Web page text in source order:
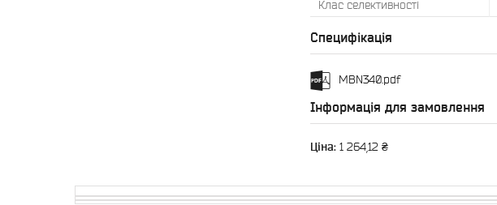
Клас селективності
Специфікація
MBN340.pdf
Інформація для замовлення
Ціна: 1 264,12 ₴